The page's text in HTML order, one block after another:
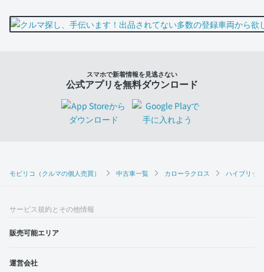
モビリコ（クルマの個人売買） 中古車一覧 カローラクロス ハイブリッ
スマホで新着情報を見逃さない
公式アプリを無料ダウンロード
サービス規約とその他情報
販売可能エリア
運営会社